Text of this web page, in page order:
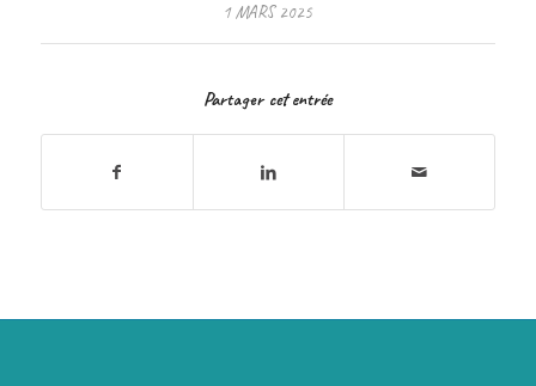
1 MARS 2025
Partager cet entrée